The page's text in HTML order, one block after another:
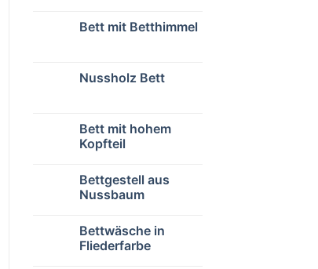
Bett mit Betthimmel
Nussholz Bett
Bett mit hohem
Kopfteil
Bettgestell aus
Nussbaum
Bettwäsche in
Fliederfarbe